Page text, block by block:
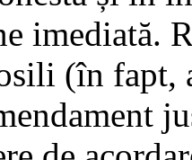
imediată.
(în fapt,